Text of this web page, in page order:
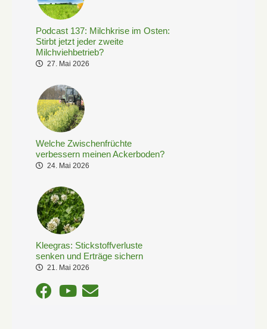
Podcast 137: Milchkrise im Osten:
Stirbt jetzt jeder zweite
Milchviehbetrieb?
27. Mai 2026
Welche Zwischenfrüchte
verbessern meinen Ackerboden?
24. Mai 2026
Kleegras: Stickstoffverluste
senken und Erträge sichern
21. Mai 2026